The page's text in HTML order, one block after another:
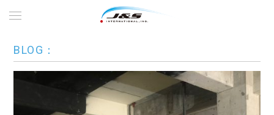
BLOG：